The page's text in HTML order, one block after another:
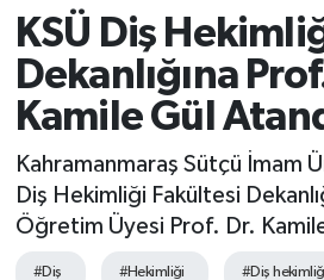
KSÜ Diş
Dekanlığına
Kamile Gül
Kahramanmaraş Sütçü İmam
Diş Hekimliği Fakültesi
Öğretim Üyesi Prof. Dr.
#Diş #Hekimliği #Diş
Gündem
Magazin
Politika
Sağlık
Tüm Manşetler
Son Dakika Haberleri
Haber Arşivi